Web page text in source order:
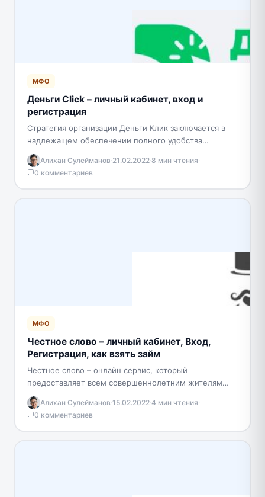
МФО
Деньги Сlick – личный кабинет, вход и
регистрация
Стратегия организации Деньги Клик заключается в
надлежащем обеспечении полного удобства
оформления заявок на кредит. Для того, чтобы
акцентировать внимание на основных потребностях…
Алихан Сулейманов·21.02.2022·8 мин чтения·
0 комментариев
МФО
Честное слово – личный кабинет, Вход,
Регистрация, как взять займ
Честное слово – онлайн сервис, который
предоставляет всем совершеннолетним жителям
Казахстана, микрокредиты, если вы имеете прописку
и постоянный доход, в любом уголке…
Алихан Сулейманов·15.02.2022·4 мин чтения·
0 комментариев